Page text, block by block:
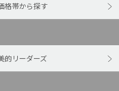
格帯から探す
的リーダーズ